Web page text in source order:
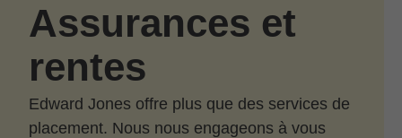
Assurances et
rentes
Edward Jones offre plus que des services de
placement. Nous nous engageons à vous